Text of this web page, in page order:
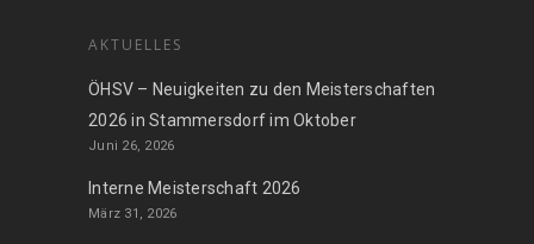
AKTUELLES
ÖHSV – Neuigkeiten zu den Meisterschaften
2026 in Stammersdorf im Oktober
Juni 26, 2026
Interne Meisterschaft 2026
März 31, 2026